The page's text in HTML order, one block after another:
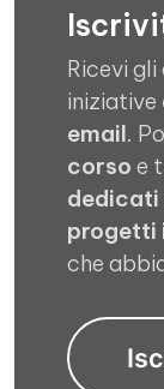
Ricevi
iniziative
email.
corso e
dedicati
progetti
che